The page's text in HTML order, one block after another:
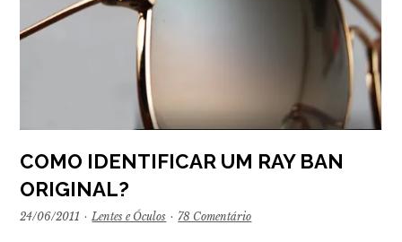
COMO IDENTIFICAR UM RAY BAN
ORIGINAL?
24/06/2011 · Lentes e Óculos · 78 Comentário